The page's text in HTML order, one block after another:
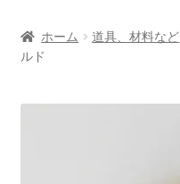
Oversea customers
ホーム 道具、材料など
ルド